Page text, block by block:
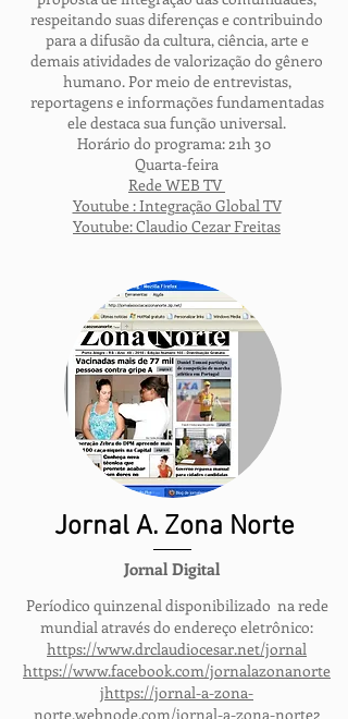
respeitando suas diferenças e contribuindo
para a difusão da cultura, ciência, arte e
demais atividades de valorização do gênero
humano. Por meio de entrevistas,
reportagens e informações fundamentadas
ele destaca sua função universal.
Horário do programa: 21h 30
Quarta-feira
Rede WEB TV
Youtube : Integração Global TV
Youtube: Claudio Cezar Freitas
Jornal A. Zona Norte
Jornal Digital
Períodico quinzenal disponibilizado na rede
mundial através do endereço eletrônico:
https://www.drclaudiocesar.net/jornal
https://www.facebook.com/jornalazonanorte
jhttps://jornal-a-zona-
norte.webnode.com/jornal-a-zona-norte2